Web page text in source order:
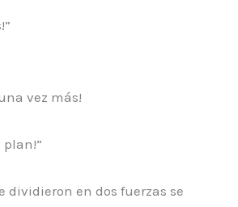
vez más!
plan!”
dividieron en dos fuerzas se